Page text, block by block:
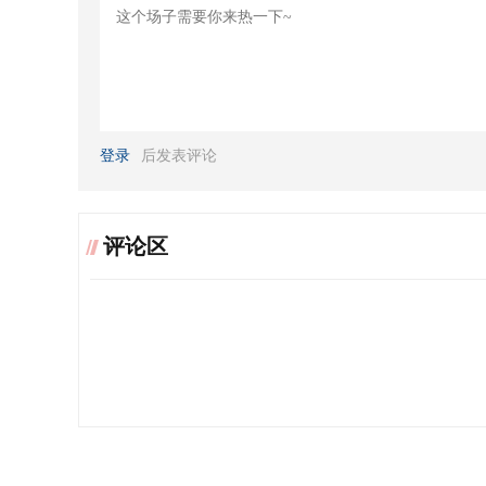
登录 后发表评论
评论区